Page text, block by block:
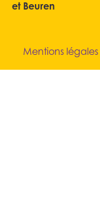
et Beuren
Mentions légales